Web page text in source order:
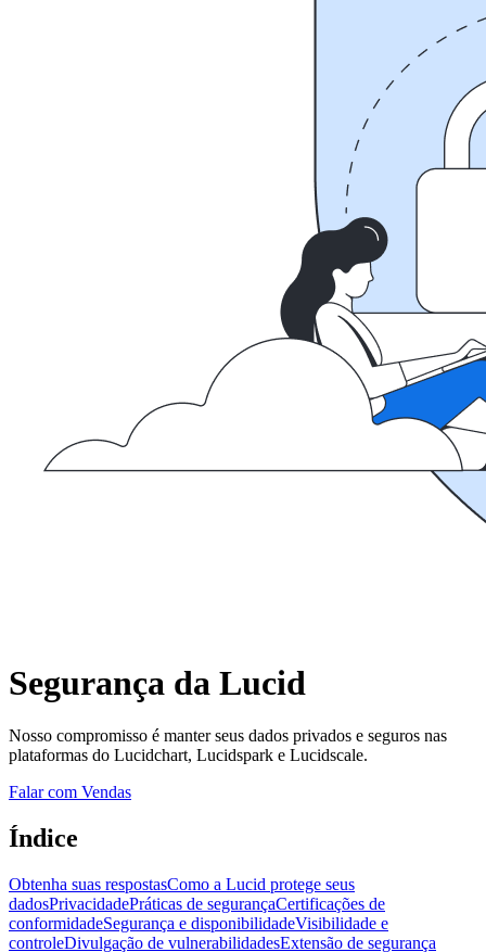
Segurança da Lucid
Nosso compromisso é manter seus dados privados e seguros nas
plataformas do Lucidchart, Lucidspark e Lucidscale.
Falar com Vendas
Índice
Obtenha suas respostasComo a Lucid protege seus
dadosPrivacidadePráticas de segurançaCertificações de
conformidadeSegurança e disponibilidadeVisibilidade e
controleDivulgação de vulnerabilidadesExtensão de segurança